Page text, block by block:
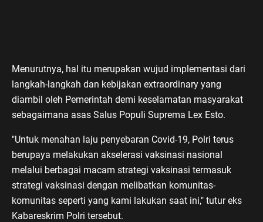
Menurutnya, hal itu merupakan wujud implementasi dari
langkah-langkah dan kebijakan extraordinary yang
diambil oleh Pemerintah demi keselamatan masyarakat
sebagaimana asas Salus Populi Suprema Lex Esto.
"Untuk menahan laju penyebaran Covid-19, Polri terus
berupaya melakukan akselerasi vaksinasi nasional
melalui berbagai macam strategi vaksinasi termasuk
strategi vaksinasi dengan melibatkan komunitas-
komunitas seperti yang kami lakukan saat ini," tutur eks
Kabareskrim Polri tersebut.